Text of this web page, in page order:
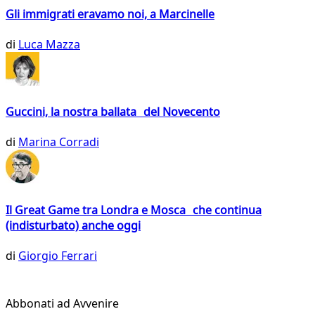
Gli immigrati eravamo noi, a Marcinelle
di Luca Mazza
Guccini, la nostra ballata del Novecento
di Marina Corradi
Il Great Game tra Londra e Mosca che continua
(indisturbato) anche oggi
di Giorgio Ferrari
Abbonati ad Avvenire